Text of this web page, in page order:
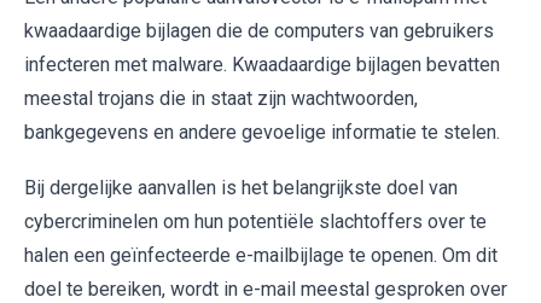
kwaadaardige bijlagen die de computers van gebruikers
infecteren met malware. Kwaadaardige bijlagen bevatten
meestal trojans die in staat zijn wachtwoorden,
bankgegevens en andere gevoelige informatie te stelen.
Bij dergelijke aanvallen is het belangrijkste doel van
cybercriminelen om hun potentiële slachtoffers over te
halen een geïnfecteerde e-mailbijlage te openen. Om dit
doel te bereiken, wordt in e-mail meestal gesproken over